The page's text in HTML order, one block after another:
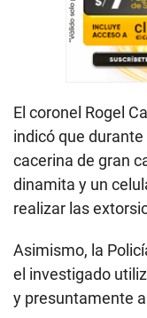
El coronel Rogel
indicó que
cacerina de gran
dinamita y un
realizar las
Asimismo, la
el investigado
y presuntamente